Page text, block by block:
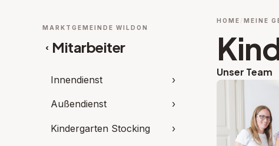
MARKTGEMEINDE WILDON
‹ Mitarbeiter
Innendienst ›
Außendienst ›
Kindergarten Stocking ›
HOME MEINE
Unser Team